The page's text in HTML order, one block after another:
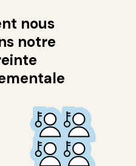
nous
notre